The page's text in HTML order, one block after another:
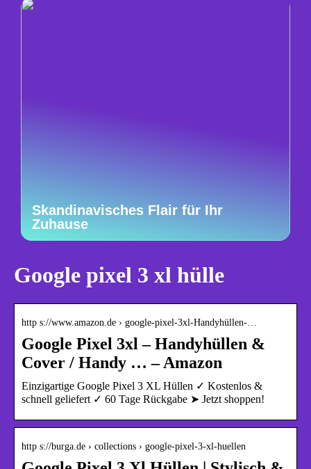
Skandinavisches Flair für Ihr
Zuhause
Google pixel 3 xl hülle
http s://www.amazon.de › google-pixel-3xl-Handyhüllen-…
Google Pixel 3xl – Handyhüllen &
Cover / Handy … – Amazon
Einzigartige Google Pixel 3 XL Hüllen ✓ Kostenlos &
schnell geliefert ✓ 60 Tage Rückgabe ➤ Jetzt shoppen!
http s://burga.de › collections › google-pixel-3-xl-huellen